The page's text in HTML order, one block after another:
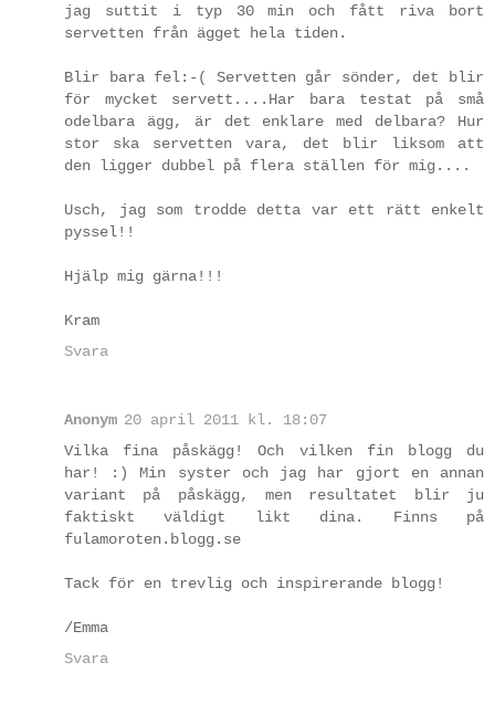
jag suttit i typ 30 min och fått riva bort
servetten från ägget hela tiden.
Blir bara fel:-( Servetten går sönder, det blir
för mycket servett....Har bara testat på små
odelbara ägg, är det enklare med delbara? Hur
stor ska servetten vara, det blir liksom att
den ligger dubbel på flera ställen för mig....
Usch, jag som trodde detta var ett rätt enkelt
pyssel!!
Hjälp mig gärna!!!
Kram
Svara
Anonym 20 april 2011 kl. 18:07
Vilka fina påskägg! Och vilken fin blogg du
har! :) Min syster och jag har gjort en annan
variant på påskägg, men resultatet blir ju
faktiskt väldigt likt dina. Finns på
fulamoroten.blogg.se
Tack för en trevlig och inspirerande blogg!
/Emma
Svara